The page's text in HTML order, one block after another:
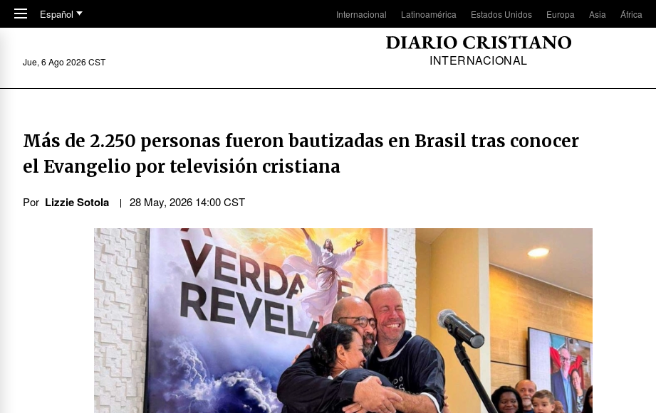
Skip to main content
Español Internacional Latinoamérica Estados Unidos Europa Asia África
INTERNACIONAL
Jue, 6 Ago 2026 CST
Más de 2.250 personas fueron bautizadas en Brasil tras conocer
el Evangelio por televisión cristiana
Por Lizzie Sotola 28 May, 2026 14:00 CST